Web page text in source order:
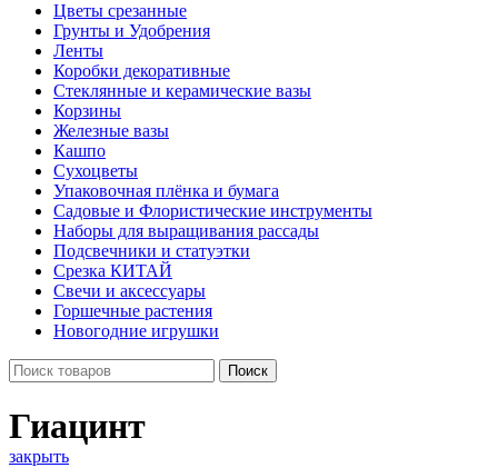
Цветы срезанные
Грунты и Удобрения
Ленты
Коробки декоративные
Стеклянные и керамические вазы
Корзины
Железные вазы
Кашпо
Сухоцветы
Упаковочная плёнка и бумага
Садовые и Флористические инструменты
Наборы для выращивания рассады
Подсвечники и статуэтки
Срезка КИТАЙ
Свечи и аксессуары
Горшечные растения
Новогодние игрушки
Поиск
Гиацинт
закрыть